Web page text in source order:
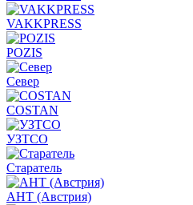
VAKKPRESS
POZIS
Север
COSTAN
УЗТСО
Старатель
АНТ (Австрия)